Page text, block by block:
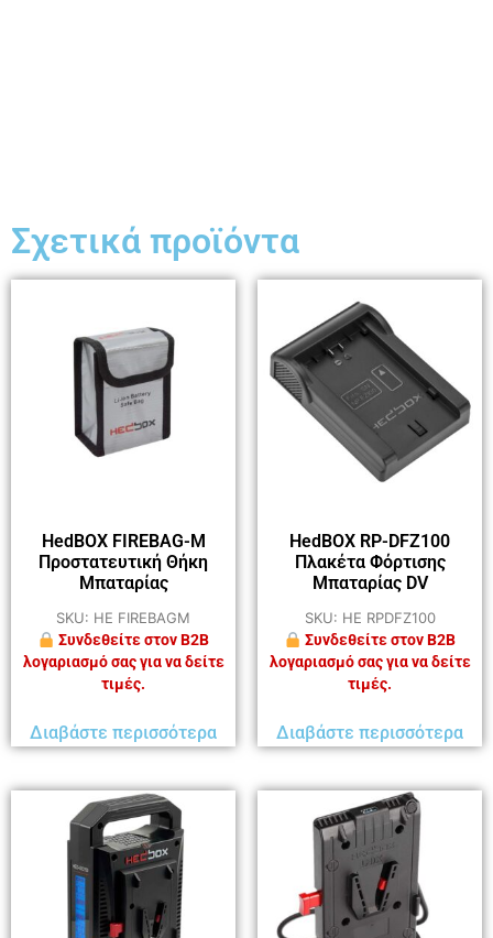
Σχετικά προϊόντα
HedBOX FIREBAG-M
Προστατευτική Θήκη
Μπαταρίας
SKU: HE FIREBAGM
Συνδεθείτε στον B2B
λογαριασμό σας για να δείτε
τιμές.
Διαβάστε περισσότερα
HedBOX RP-DFZ100
Πλακέτα Φόρτισης
Μπαταρίας DV
SKU: HE RPDFZ100
Συνδεθείτε στον B2B
λογαριασμό σας για να δείτε
τιμές.
Διαβάστε περισσότερα